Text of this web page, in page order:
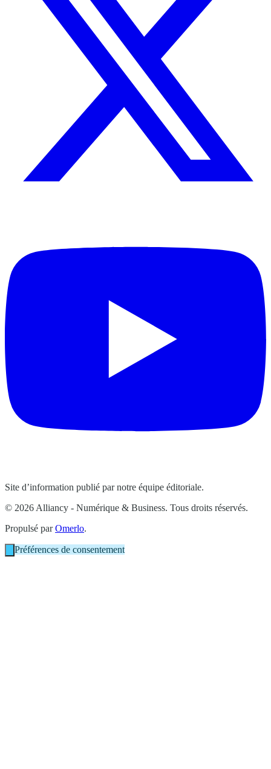
Site d’information publié par notre équipe éditoriale.
© 2026 Alliancy - Numérique & Business. Tous droits réservés.
Propulsé parOmerlo.
Préférences de consentement